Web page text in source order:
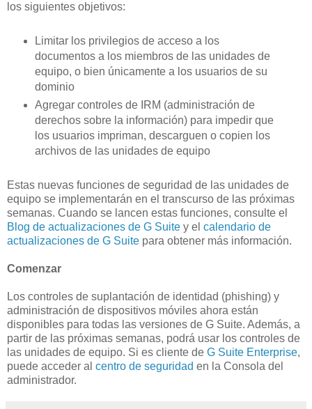
los siguientes objetivos:
Limitar los privilegios de acceso a los
documentos a los miembros de las unidades de
equipo, o bien únicamente a los usuarios de su
dominio
Agregar controles de IRM (administración de
derechos sobre la información) para impedir que
los usuarios impriman, descarguen o copien los
archivos de las unidades de equipo
Estas nuevas funciones de seguridad de las unidades de
equipo se implementarán en el transcurso de las próximas
semanas. Cuando se lancen estas funciones, consulte el
Blog de actualizaciones de G Suite y el calendario de
actualizaciones de G Suite para obtener más información.
Comenzar
Los controles de suplantación de identidad (phishing) y
administración de dispositivos móviles ahora están
disponibles para todas las versiones de G Suite. Además, a
partir de las próximas semanas, podrá usar los controles de
las unidades de equipo. Si es cliente de G Suite Enterprise,
puede acceder al centro de seguridad en la Consola del
administrador.